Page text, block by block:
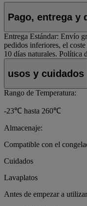
Pago, entrega y
Entrega Estándar: Envío
pedidos inferiores, el
10 días naturales. Política
usos y cuidados
Rango de Temperatura:
-23℃ hasta 260℃
Almacenaje:
Compatible con el
Cuidados
Lavaplatos
Antes de empezar a